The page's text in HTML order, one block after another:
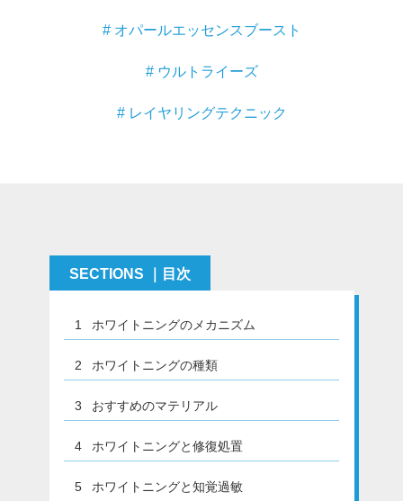
# オパールエッセンスブースト
# ウルトライーズ
# レイヤリングテクニック
SECTIONS ｜目次
1 ホワイトニングのメカニズム
2 ホワイトニングの種類
3 おすすめのマテリアル
4 ホワイトニングと修復処置
5 ホワイトニングと知覚過敏